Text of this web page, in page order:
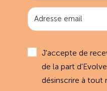
J'accepte de
de la part
désinscrire à tout